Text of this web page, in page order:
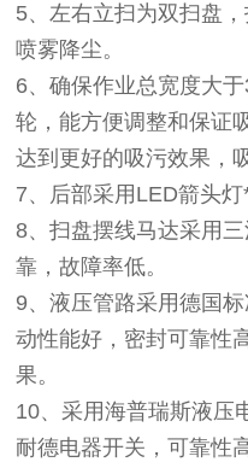
5、左右立扫为双扫盘
喷雾降尘。
6、确保作业总宽度大
轮，能方便调整和保证
达到更好的吸污效果，
7、后部采用LED箭头灯
8、扫盘摆线马达采用
靠，故障率低。
9、液压管路采用德国
动性能好，密封可靠性
果。
10、采用海普瑞斯液压
耐德电器开关，可靠性